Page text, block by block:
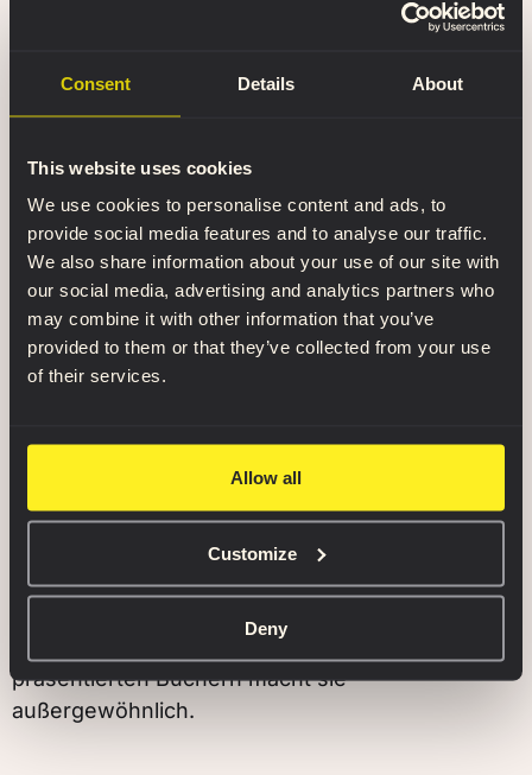
Consent Details About
This website uses cookies
We use cookies to personalise content and ads, to
provide social media features and to analyse our traffic.
We also share information about your use of our site with
our social media, advertising and analytics partners who
may combine it with other information that you’ve
provided to them or that they’ve collected from your use
of their services.
Allow all
Customize
Deny
„Anatomy for Sculptors“ von
Nachschlagewerken?
Der eigentliche Vorteil liegt darin, dass Bilder
mehr Bedeutung haben als Text. Wenn zu viel
Text vorhanden ist, wirkt eine Quelle langweilig,
und wenn nicht genug Text vorhanden ist, ist es
nur ein Bilderbuch. In diesen Büchern herrscht
ein wirklich gutes Gleichgewicht zwischen Text
Wenn ein Benutzer tiefer in die Informationen
eintauchen möchte, sind diese vorhanden, und
wenn er einfach nur die Bilder durchstöbern
möchte, ist das allein schon ein befriedigendes
Text in soliden, attraktiv gebundenen und
präsentierten Büchern macht sie
außergewöhnlich.